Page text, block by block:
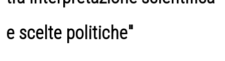
e scelte politiche"